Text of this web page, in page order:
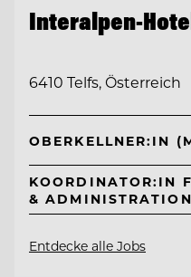
Interalpen-
6410 Telfs, Österreich
OBERKELLNER:IN
KOORDINATOR:IN
& ADMINISTRATION
Entdecke alle Jobs